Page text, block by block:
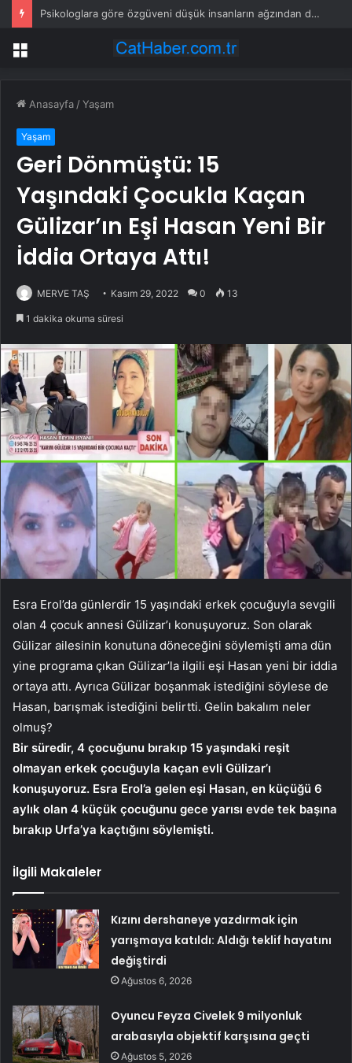
Psikologlara göre özgüveni düşük insanların ağzından düşürmediği 10 cümle
Menü
Anasayfa /Yaşam
Yaşam
Geri Dönmüştü: 15
Yaşındaki Çocukla Kaçan
Gülizar’ın Eşi Hasan Yeni Bir
İddia Ortaya Attı!
MERVE TAŞ Kasım 29, 2022 0 13
1 dakika okuma süresi
Esra Erol’da günlerdir 15 yaşındaki erkek çocuğuyla sevgili
olan 4 çocuk annesi Gülizar’ı konuşuyoruz. Son olarak
Gülizar ailesinin konutuna döneceğini söylemişti ama dün
yine programa çıkan Gülizar’la ilgili eşi Hasan yeni bir iddia
ortaya attı. Ayrıca Gülizar boşanmak istediğini söylese de
Hasan, barışmak istediğini belirtti. Gelin bakalım neler
olmuş?
Bir süredir, 4 çocuğunu bırakıp 15 yaşındaki reşit
olmayan erkek çocuğuyla kaçan evli Gülizar’ı
konuşuyoruz. Esra Erol’a gelen eşi Hasan, en küçüğü 6
aylık olan 4 küçük çocuğunu gece yarısı evde tek başına
bırakıp Urfa’ya kaçtığını söylemişti.
İlgili Makaleler
Kızını dershaneye yazdırmak için
yarışmaya katıldı: Aldığı teklif hayatını
değiştirdi
Ağustos 6, 2026
Oyuncu Feyza Civelek 9 milyonluk
arabasıyla objektif karşısına geçti
Ağustos 5, 2026